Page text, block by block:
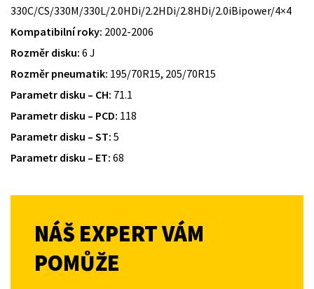
330C/CS/330M/330L/2.0HDi/2.2HDi/2.8HDi/2.0iBipower/4×4
Kompatibilní roky: 2002-2006
Rozměr disku: 6 J
Rozměr pneumatik: 195/70R15, 205/70R15
Parametr disku – CH: 71.1
Parametr disku – PCD: 118
Parametr disku – ST: 5
Parametr disku – ET: 68
NÁŠ EXPERT VÁM
POMŮŽE